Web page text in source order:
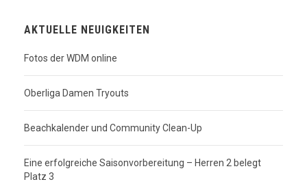
AKTUELLE NEUIGKEITEN
Fotos der WDM online
Oberliga Damen Tryouts
Beachkalender und Community Clean-Up
Eine erfolgreiche Saisonvorbereitung – Herren 2 belegt
Platz 3